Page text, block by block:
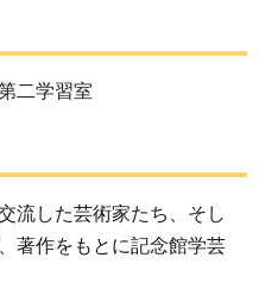
二学習室
流した芸術家たち、そし
著作をもとに記念館学芸